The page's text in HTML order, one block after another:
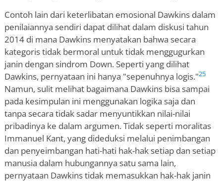
Contoh lain dari keterlibatan emosional Dawkins dalam
penilaiannya sendiri dapat dilihat dalam diskusi tahun
2014 di mana Dawkins menyatakan bahwa secara
kategoris tidak bermoral untuk tidak menggugurkan
janin dengan sindrom Down. Seperti yang dilihat
Dawkins, pernyataan ini hanya "sepenuhnya logis."25
Namun, sulit melihat bagaimana Dawkins bisa sampai
pada kesimpulan ini menggunakan logika saja dan
tanpa secara tidak sadar menyuntikkan nilai-nilai
pribadinya ke dalam argumen. Tidak seperti moralitas
Immanuel Kant, yang dideduksi melalui penimbangan
dan penyeimbangan hati-hati hak-hak setiap dan setiap
manusia dalam hubungannya satu sama lain,
pernyataan Dawkins tidak memasukkan hak-hak janin